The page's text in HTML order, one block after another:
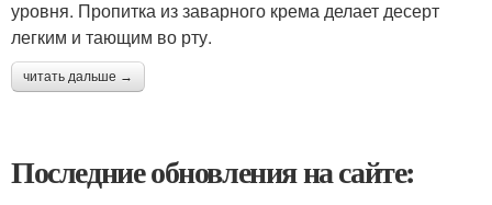
уровня. Пропитка из заварного крема делает десерт
легким и тающим во рту.
читать дальше →
Последние обновления на сайте: